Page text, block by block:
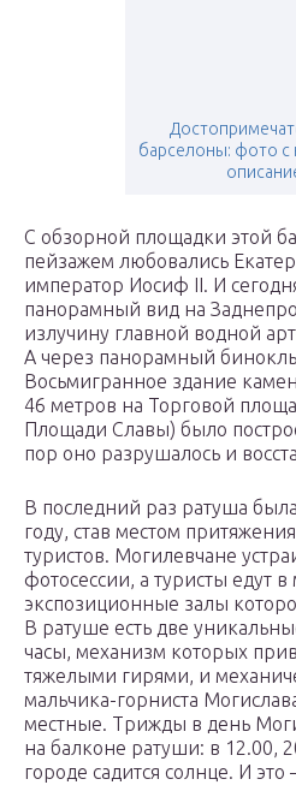
барселоны: фото с
С обзорной площадки этой
пейзажем любовались
император Иосиф II. И
панорамный вид на
излучину главной водной
А через панорамный
Восьмигранное здание
46 метров на Торговой
Площади Славы) было
пор оно разрушалось и
В последний раз ратуша
году, став местом
туристов. Могилевчане
фотосессии, а туристы едут
экспозиционные залы
В ратуше есть две
часы, механизм которых
тяжелыми гирями, и
мальчика-горниста
местные. Трижды в день
на балконе ратуши: в 12.00,
городе садится солнце. И